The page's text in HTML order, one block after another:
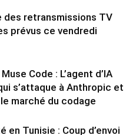
des retransmissions TV
prévus ce vendredi
Code : L’agent d’IA
s’attaque à Anthropic et
marché du codage
en Tunisie : Coup d’envoi